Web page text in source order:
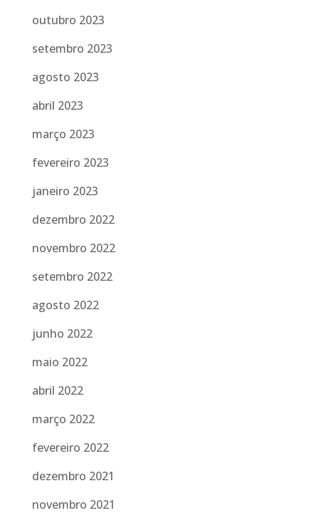
outubro 2023
setembro 2023
agosto 2023
abril 2023
março 2023
fevereiro 2023
janeiro 2023
dezembro 2022
novembro 2022
setembro 2022
agosto 2022
junho 2022
maio 2022
abril 2022
março 2022
fevereiro 2022
dezembro 2021
novembro 2021